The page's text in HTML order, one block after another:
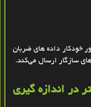
خودکار داده‌ های ضربان
سازگار ارسال می‌کند.
در اندازه‌ گیری